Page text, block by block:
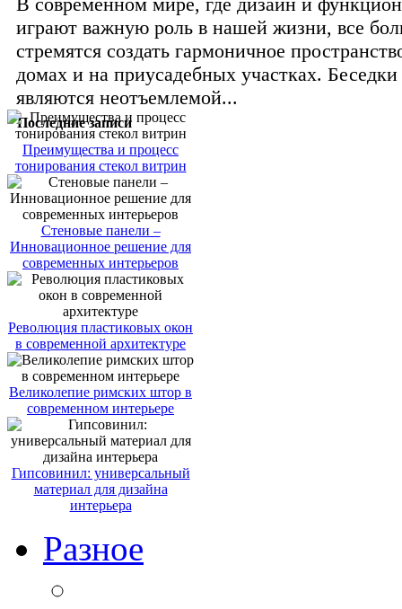
играют важную роль в нашей жизни, все
стремятся создать гармоничное
домах и на приусадебных участках.
являются неотъемлемой...
Последние записи
Преимущества и процесс
тонирования стекол витрин
Стеновые панели –
Инновационное решение для
современных интерьеров
Революция пластиковых окон
в современной архитектуре
Великолепие римских штор в
современном интерьере
Гипсовинил: универсальный
материал для дизайна
интерьера
Разное